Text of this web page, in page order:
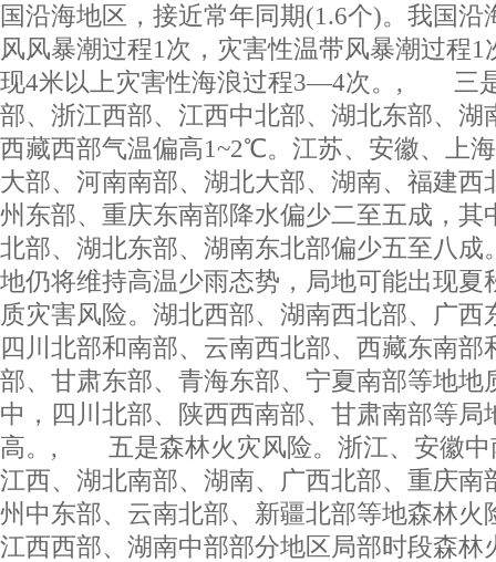
国沿海地区，接近常年同期(1.6个)。我国沿
风风暴潮过程1次，灾害性温带风暴潮过程
现4米以上灾害性海浪过程3—4次。, 三
部、浙江西部、江西中北部、湖北东部、湖
西藏西部气温偏高1~2℃。江苏、安徽、上
大部、河南南部、湖北大部、湖南、福建西
州东部、重庆东南部降水偏少二至五成，其
北部、湖北东部、湖南东北部偏少五至八成
地仍将维持高温少雨态势，局地可能出
质灾害风险。湖北西部、湖南西北部、广西
四川北部和南部、云南西北部、西藏东南部
部、甘肃东部、青海东部、宁夏南部等地地
中，四川北部、陕西西南部、甘肃南部等局
高。, 五是森林火灾风险。浙江、安徽中
江西、湖北南部、湖南、广西北部、重庆南
州中东部、云南北部、新疆北部等地森林火
江西西部、湖南中部部分地区局部时段森林